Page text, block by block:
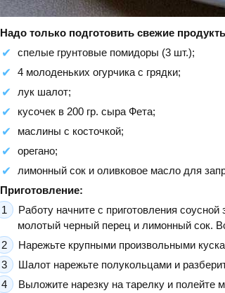
Надо только подготовить свежие
спелые грунтовые помидоры (3 шт.);
4 молоденьких огурчика с грядки;
лук шалот;
кусочек в 200 гр. сыра Фета;
маслины с косточкой;
орегано;
лимонный сок и оливковое масло для
Приготовление:
Работу начните с приготовления
молотый черный перец и лимонный сок.
Нарежьте крупными произвольными
Шалот нарежьте полукольцами и
Выложите нарезку на тарелку и полейте